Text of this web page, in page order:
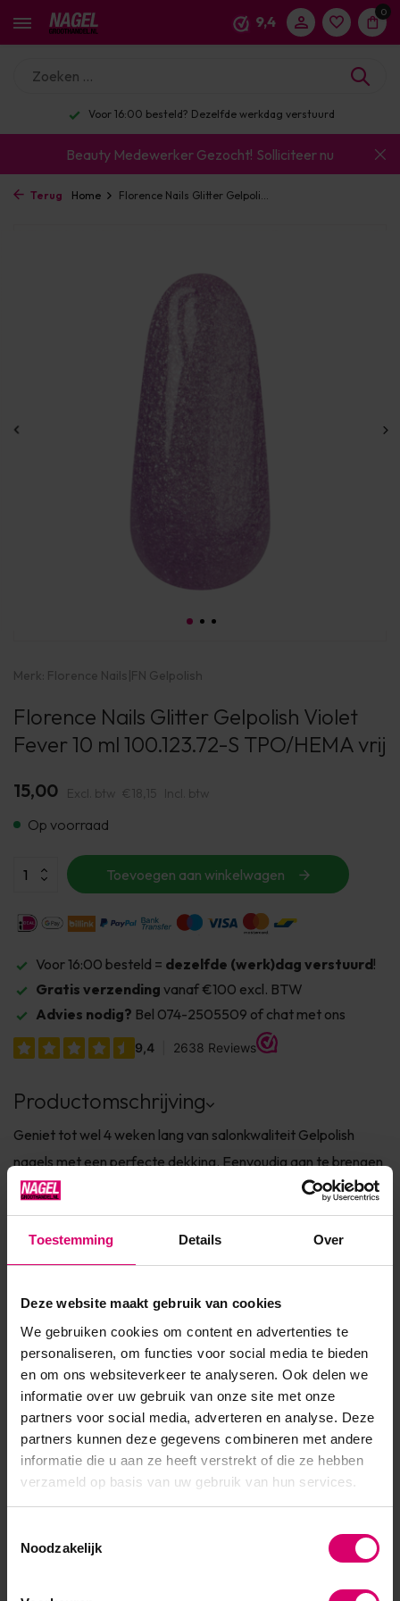
Toestemming Details Over
Deze website maakt gebruik van cookies
We gebruiken cookies om content en advertenties te
personaliseren, om functies voor social media te bieden
en om ons websiteverkeer te analyseren. Ook delen we
informatie over uw gebruik van onze site met onze
partners voor social media, adverteren en analyse. Deze
partners kunnen deze gegevens combineren met andere
informatie die u aan ze heeft verstrekt of die ze hebben
verzameld op basis van uw gebruik van hun services.
Noodzakelijk
9,4
0
Voor 16:00 besteld? Dezelfde werkdag verstuurd
Beauty Medewerker Gezocht! Solliciteer nu
Terug Home Florence Nails Glitter Gelpoli...
Merk: Florence Nails|FN Gelpolish
Florence Nails Glitter Gelpolish Violet
Fever 10 ml 100.123.72-S TPO/HEMA vrij
15,00 Excl. btw €18,15 Incl. btw
Op voorraad
Toevoegen aan winkelwagen
Voor 16:00 besteld = dezelfde (werk)dag verstuurd!
Gratis verzending vanaf €100 excl. BTW
Advies nodig? Bel 074-2505509 of chat met ons
Productomschrijving
Geniet tot wel 4 weken lang van salonkwaliteit Gelpolish
nagels met een perfecte dekking. Eenvoudig aan te brengen
als nagellak, maar met de duurzaamheid van gel. ✔ TPO-
vrij✔ Veel kleuren al in 1 laag dekkend✔ Hoge kwaliteit &
pigmentatie ✔ Vegan & afweekbaar✔ Meer dan +180
kleuren & effecten✔ Kies hier jouw topcoats voor d...
Toon meer